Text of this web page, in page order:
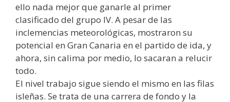
ello nada mejor que ganarle al primer
clasificado del grupo IV. A pesar de las
inclemencias meteorológicas, mostraron su
potencial en Gran Canaria en el partido de ida, y
ahora, sin calima por medio, lo sacaran a relucir
todo.
El nivel trabajo sigue siendo el mismo en las filas
isleñas. Se trata de una carrera de fondo y la